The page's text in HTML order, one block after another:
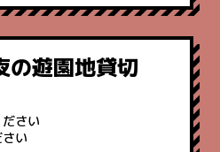
の遊園地貸切
さい
い